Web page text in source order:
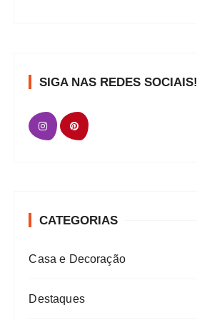
SIGA NAS REDES SOCIAIS!
CATEGORIAS
Casa e Decoração
Destaques